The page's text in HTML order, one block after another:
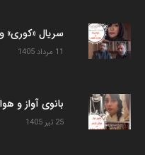
سریال «کوری»
11 مرداد 1405
بانوی آواز و
25 تیر 1405